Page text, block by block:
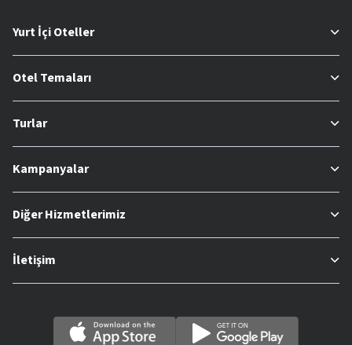
Yurt İçi Oteller
Otel Temaları
Turlar
Kampanyalar
Diğer Hizmetlerimiz
İletişim